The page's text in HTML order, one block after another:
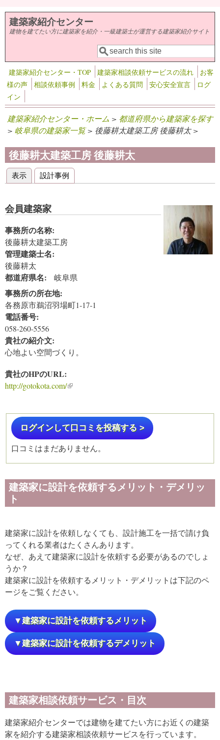
メインコンテンツに移動
建築家紹介センター
建物を建てたい方に建築家を紹介・一級建築士が運営する建築家紹介サイト
検索フォーム
検索
建築家紹介センター・TOP 建築家相談依頼サービスの流れ
お客
様の声
相談依頼事例 料金 よくある質問 安心安全宣言
ログ
イン
建築家紹介センター・ホーム > 都道府県から建築家を探す
> 岐阜県の建築家一覧> 後藤耕太建築工房 後藤耕太 >
後藤耕太建築工房 後藤耕太
プライマリータブ
表示 (アクティブなタブ)
設計事例
会員建築家
事務所の名称:
後藤耕太建築工房
管理建築士名:
後藤耕太
都道府県名: 岐阜県
事務所の所在地:
各務原市鵜沼羽場町1-17-1
電話番号:
058-260-5556
貴社の紹介文:
心地よい空間づくり。
貴社のHPのURL:
http://gotokota.com/(link is external)
ログインして口コミを投稿する >
口コミはまだありません。
建築家に設計を依頼するメリット・デメリッ
ト
建築家に設計を依頼しなくても、設計施工を一括で請け負
ってくれる業者はたくさんあります。
なぜ、あえて建築家に設計を依頼する必要があるのでしょ
うか？
建築家に設計を依頼するメリット・デメリットは下記のペ
ージをご覧ください。
▼建築家に設計を依頼するメリット
▼建築家に設計を依頼するデメリット
建築家相談依頼サービス・目次
建築家紹介センターでは建物を建てたい方にお近くの建築
家を紹介する建築家相談依頼サービスを行っています。